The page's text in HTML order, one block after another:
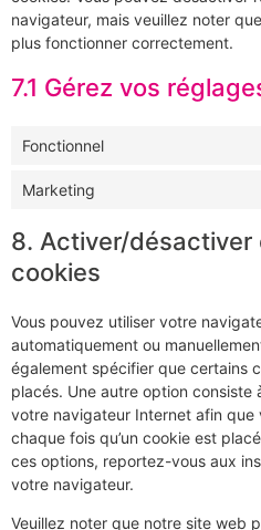
navigateur, mais veuillez noter
plus fonctionner correctement.
7.1 Gérez vos
Fonctionnel
Marketing
8. Activer/désactiver
cookies
Vous pouvez utiliser votre
automatiquement ou
également spécifier que certains
placés. Une autre option consiste
votre navigateur Internet afin que
chaque fois qu’un cookie est
ces options, reportez-vous aux
votre navigateur.
Veuillez noter que notre site web